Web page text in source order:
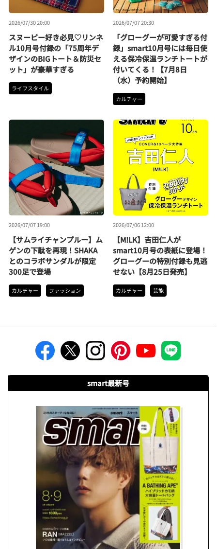
2026/07/30 20:00
スヌーピー好き必見♡リンネ
ル10月号付録の「75周年デ
ザインのBIGトート＆防災セ
ット」が豪華すぎる
ライフスタイル
2026/07/07 20:30
「グローグーが可愛すぎる付
録」smart10月号には毎日使
える保冷保温ランチトートが
付いてくる！【7月8日
（水）予約開始】
カルチャー
2026/07/07 19:00
【サムライチャンプルー】ム
ゲンの下駄を再現！SHAKA
とのコラボサンダルが限定
300足で登場
カルチャー ファッション
2026/07/06 12:00
【M!LK】吉田仁人が
smart10月号の表紙に登場！
グローグーの特別付録も見逃
せない【8月25日発売】
カルチャー 芸能
smart最新号